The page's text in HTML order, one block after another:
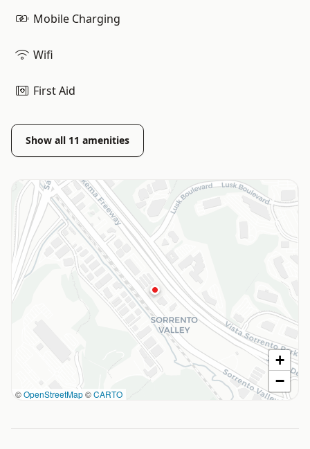
Mobile Charging
Wifi
First Aid
Show all 11 amenities
©OpenStreetMap©CARTO
+
−